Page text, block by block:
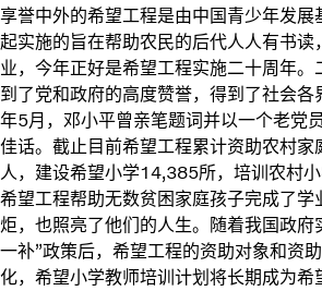
享誉中外的希望工程是由中国青少年发
起实施的旨在帮助农民的后代人人有书读
业，今年正好是希望工程实施二十周年
到了党和政府的高度赞誉，得到了社会
年5月，邓小平曾亲笔题词并以一个老党
佳话。截止目前希望工程累计资助农村
人，建设希望小学14,385所，培训农村
希望工程帮助无数贫困家庭孩子完成了学
炬，也照亮了他们的人生。随着我国政府
一补”政策后，希望工程的资助对象和资
化，希望小学教师培训计划将长期成为希